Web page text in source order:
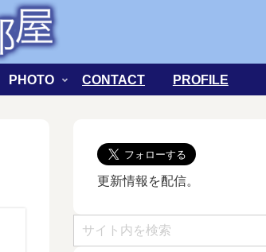
PHOTO CONTACT PROFILE
更新情報を配信。